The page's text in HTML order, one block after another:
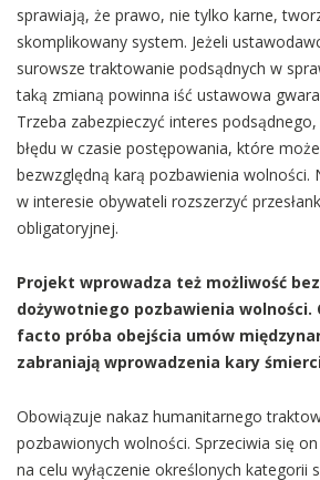
sprawiają, że prawo, nie tylko karne,
skomplikowany system. Jeżeli
surowsze traktowanie podsądnych w
taką zmianą powinna iść ustawowa
Trzeba zabezpieczyć interes podsądnego,
błędu w czasie postępowania, które
bezwzględną karą pozbawienia wolności.
w interesie obywateli rozszerzyć
obligatoryjnej.
Projekt wprowadza też możliwość
dożywotniego pozbawienia wolności.
facto próba obejścia umów
zabraniają wprowadzenia kary
Obowiązuje nakaz humanitarnego
pozbawionych wolności. Sprzeciwia się
na celu wyłączenie określonych kategorii